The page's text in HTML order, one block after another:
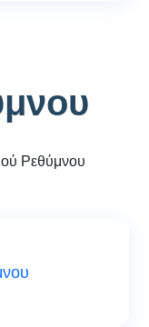
Ρεθύμνου